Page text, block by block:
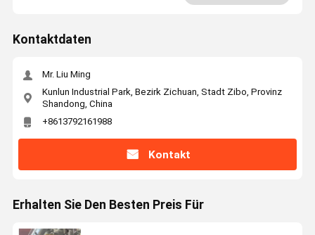
Kontaktdaten
Mr. Liu Ming
Kunlun Industrial Park, Bezirk Zichuan, Stadt Zibo, Provinz
Shandong, China
+8613792161988
Kontakt
Erhalten Sie Den Besten Preis Für